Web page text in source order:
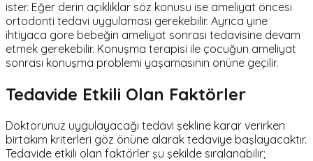
ister. Eğer derin açıklıklar söz konusu ise ameliyat öncesi
ortodonti tedavi uygulaması gerekebilir. Ayrıca yine
ihtiyaca göre bebeğin ameliyat sonrası tedavisine devam
etmek gerekebilir. Konuşma terapisi ile çocuğun ameliyat
sonrası konuşma problemi yaşamasının önüne geçilir.
Tedavide Etkili Olan Faktörler
Doktorunuz uygulayacağı tedavi şekline karar verirken
birtakım kriterleri göz önüne alarak tedaviye başlayacaktır.
Tedavide etkili olan faktörler şu şekilde sıralanabilir;